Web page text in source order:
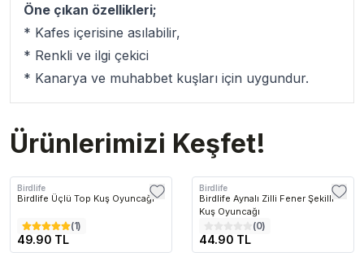
Öne çıkan özellikleri;
* Kafes içerisine asılabilir,
* Renkli ve ilgi çekici
* Kanarya ve muhabbet kuşları için uygundur.
Ürünlerimizi Keşfet!
Birdlife
Birdlife Üçlü Top Kuş Oyuncağı
(1)
49.90 TL
Birdlife
Birdlife Aynalı Zilli Fener Şekilli
Kuş Oyuncağı
(0)
44.90 TL